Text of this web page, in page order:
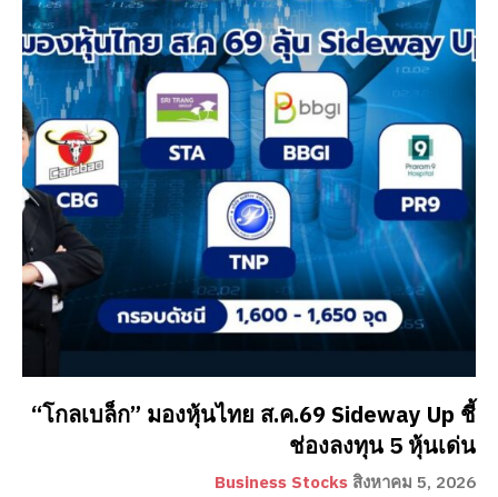
“โกลเบล็ก” มองหุ้นไทย ส.ค.69 Sideway Up ชี้
ช่องลงทุน 5 หุ้นเด่น
Business Stocks สิงหาคม 5, 2026